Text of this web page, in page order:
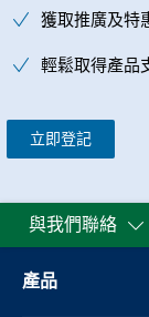
獲取推廣及特
輕鬆取得產品
立即登記
與我們聯絡
產品